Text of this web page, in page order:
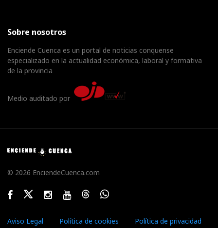
Sobre nosotros
Enciende Cuenca es un portal de noticias conquense
especializado en la actualidad económica, laboral y formativa
de la provincia
Medio auditado por
© 2026 EnciendeCuenca.com
FacebookTwitterInstagramYoutubeThreadsWhatsApp
Aviso Legal Política de cookies Política de privacidad